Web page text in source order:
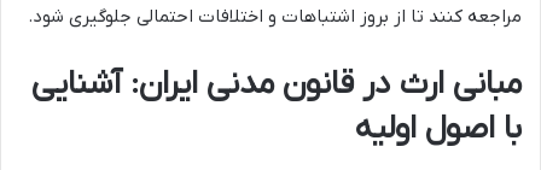
مراجعه کنند تا از بروز اشتباهات و اختلافات احتمالی جلوگیری شود.
مبانی ارث در قانون مدنی ایران: آشنایی
با اصول اولیه